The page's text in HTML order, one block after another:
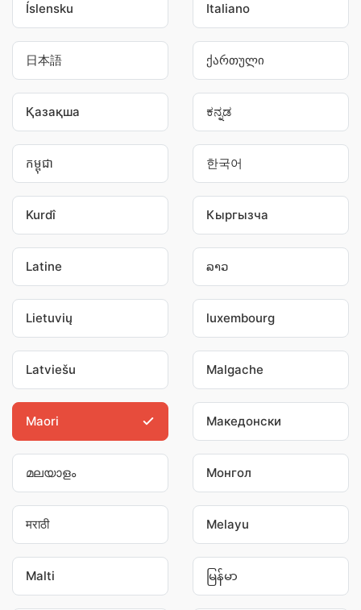
Íslensku Italiano
日本語 ქართული
Қазақша ಕನ್ನಡ
កម្ពុជា 한국어
Kurdî Кыргызча
Latine ລາວ
Lietuvių luxembourg
Latviešu Malgache
Maori Македонски
മലയാളം Монгол
मराठी Melayu
Malti မြန်မာ